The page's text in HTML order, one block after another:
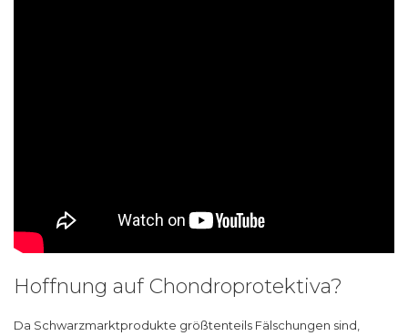
Hoffnung auf Chondroprotektiva?
Da Schwarzmarktprodukte größtenteils Fälschungen sind,